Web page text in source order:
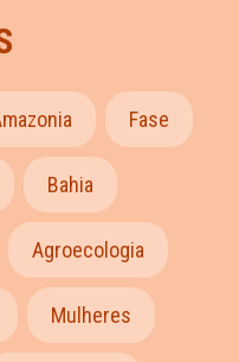
Fase
Bahia
Agroecologia
Mulheres